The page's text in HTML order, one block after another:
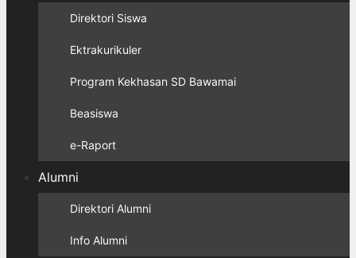
Direktori Siswa
Ektrakurikuler
Program Kekhasan SD Bawamai
Beasiswa
e-Raport
Alumni
Direktori Alumni
Info Alumni